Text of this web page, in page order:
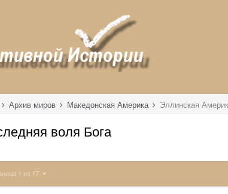
Архив миров Македонская Америка Эллинская
воля Бога
1 из 17